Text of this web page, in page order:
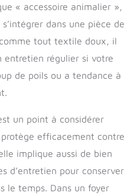
« accessoire animalier »,
dans une pièce de
tout textile doux, il
entretien régulier si votre
de poils ou a tendance à
un point à considérer
efficacement contre
implique aussi de bien
d’entretien pour conserver
le temps. Dans un foyer